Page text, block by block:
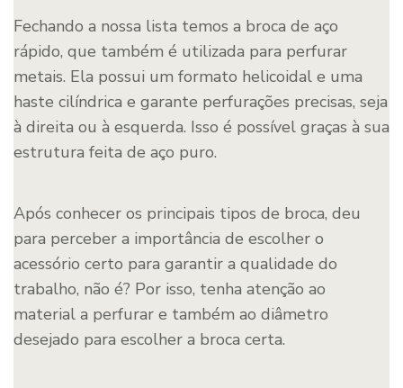
Fechando a nossa lista temos a broca de aço
rápido, que também é utilizada para perfurar
metais. Ela possui um formato helicoidal e uma
haste cilíndrica e garante perfurações precisas, seja
à direita ou à esquerda. Isso é possível graças à sua
estrutura feita de aço puro.
Após conhecer os principais tipos de broca, deu
para perceber a importância de escolher o
acessório certo para garantir a qualidade do
trabalho, não é? Por isso, tenha atenção ao
material a perfurar e também ao diâmetro
desejado para escolher a broca certa.